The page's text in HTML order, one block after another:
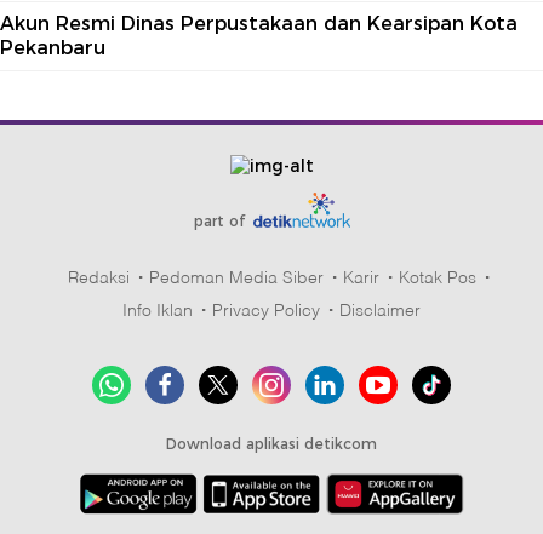
Akun Resmi Dinas Perpustakaan dan Kearsipan Kota
Pekanbaru
part of
Redaksi Pedoman Media Siber Karir
Kotak Pos
Info Iklan
Privacy Policy Disclaimer
Download aplikasi detikcom